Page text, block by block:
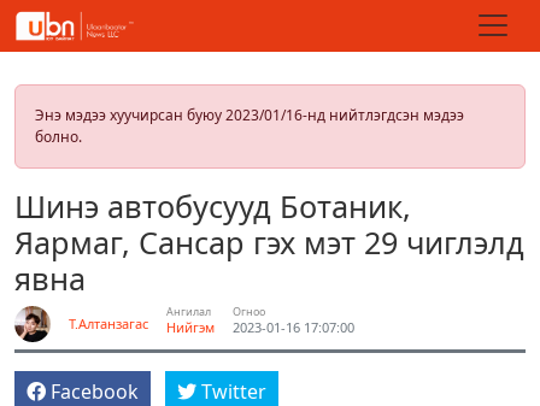
Энэ мэдээ хуучирсан буюу 2023/01/16-нд нийтлэгдсэн мэдээ
болно.
Шинэ автобусууд Ботаник,
Яармаг, Сансар гэх мэт 29 чиглэлд
явна
Т.Алтанзагас
Ангилал
Нийгэм
Огноо
2023-01-16 17:07:00
Facebook Twitter